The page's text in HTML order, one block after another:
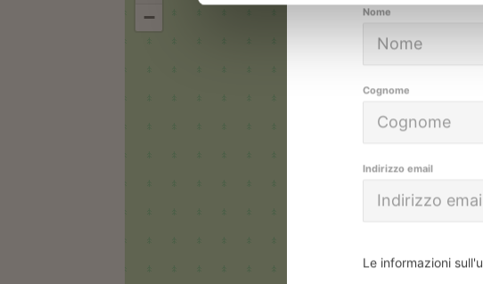
−
Nome
Cognome
Indirizzo email
Le informazioni